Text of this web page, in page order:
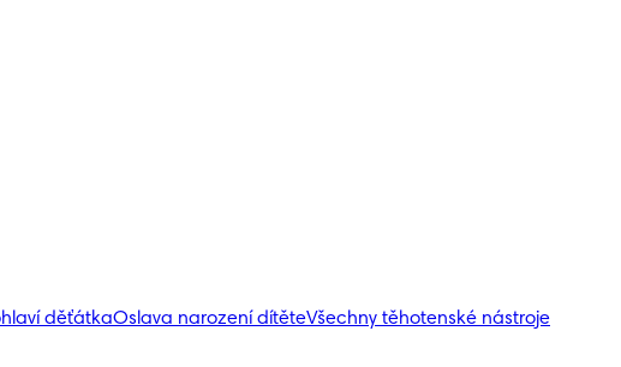
děťátkaOslava narození dítěteVšechny těhotenské nástroje